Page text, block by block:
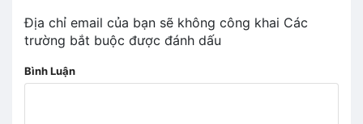
Địa chỉ email của bạn sẽ không công khai Các
trường bắt buộc được đánh dấu
Bình Luận